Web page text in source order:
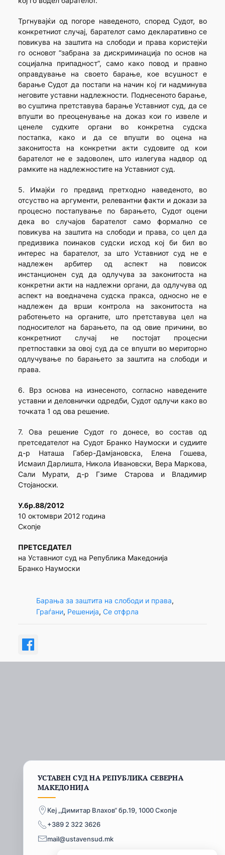
Тргнувајќи од погоре наведеното, според Судот, во
конкретниот случај, барателот само декларативно се
повикува на заштита на слободи и права користејќи
го основот “забрана за дискриминација по основ на
социјална припадност”, само како повод и правно
оправдување на своето барање, кое всушност е
барање Судот да постапи на начин кој ги надминува
неговите уставни надлежности. Поднесеното барање,
во суштина претставува барање Уставниот суд, да се
впушти во преоценување на доказ кои го извеле и
ценеле судките органи во конкретна судска
постапка, како и да се впушти во оцена на
законитоста на конкретни акти судовите од кои
барателот не е задоволен, што излегува надвор од
рамките на надлежностите на Уставниот суд.
5. Имајќи го предвид претходно наведеното, во
отсуство на аргументи, релевантни факти и докази за
процесно постапување по барањето, Судот оцени
дека во случајов барателот само формално се
повикува на заштита на слободи и права, со цел да
предизвика поинаков судски исход кој би бил во
интерес на барателот, за што Уставниот суд не е
надлежен арбитер од аспект на повисок
инстанционен суд да одлучува за законитоста на
конкретни акти на надлежни органи, да одлучува од
аспект на воедначена судска пракса, односно не е
надлежен да врши контрола на законитоста на
работењето на органите, што претставува цел на
подносителот на барањето, па од овие причини, во
конкретниот случај не постојат процесни
претпоставки за овој суд да се впушти во мериторно
одлучување по барањето за заштита на слободи и
права.
6. Врз основа на изнесеното, согласно наведените
уставни и деловнички одредби, Судот одлучи како во
точкaта 1 од ова решение.
7. Ова решение Судот го донесе, во состав од
претседателот на Судот Бранко Наумоски и судиите
д-р Наташа Габер-Дамјановска, Елена Гошева,
Исмаил Дарлишта, Никола Ивановски, Вера Маркова,
Сали Мурати, д-р Гзиме Старова и Владимир
Стојаноски.
У.бр.88/2012
10 октомври 2012 година
Скопје
ПРЕТСЕДАТЕЛ
на Уставниот суд на Република Македонија
Бранко Наумоски
Барања за заштита на слободи и права
Граѓани, Решенија, Се отфрла
УСТАВЕН СУД НА РЕПУБЛИКА СЕВЕРНА
МАКЕДОНИЈА
Кеј „Димитар Влахов“ бр.19, 1000 Скопје
+389 2 322 3626
mail@ustavensud.mk